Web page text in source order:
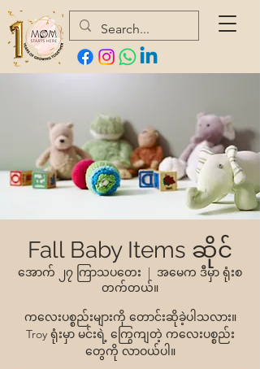
Fall Baby Items ဆိုင်
အောက် ၂၇ ကြာသပတေး
  |
အမေက ဒီမှာ ရုံးစ
တက်တယ်။
ကလေးပစ္စည်းများကို တောင်းဆိုခဲ့ပါသလား။
Troy ရုံးမှာ မင်းရဲ့ ကြွေကျတဲ့ ကလေးပစ္စည်း
တွေကို လာဝယ်ပါ။